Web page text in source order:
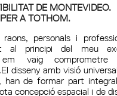
DE MONTEVIDEO.
A TOTHOM.
personals i
al principi del meu
em vaig comprometre
disseny amb visió
han de formar part
concepció espacial i de